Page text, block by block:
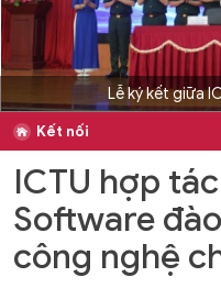
Lễ ký kết giữa
Kết nối
ICTU hợp
Software
công nghệ